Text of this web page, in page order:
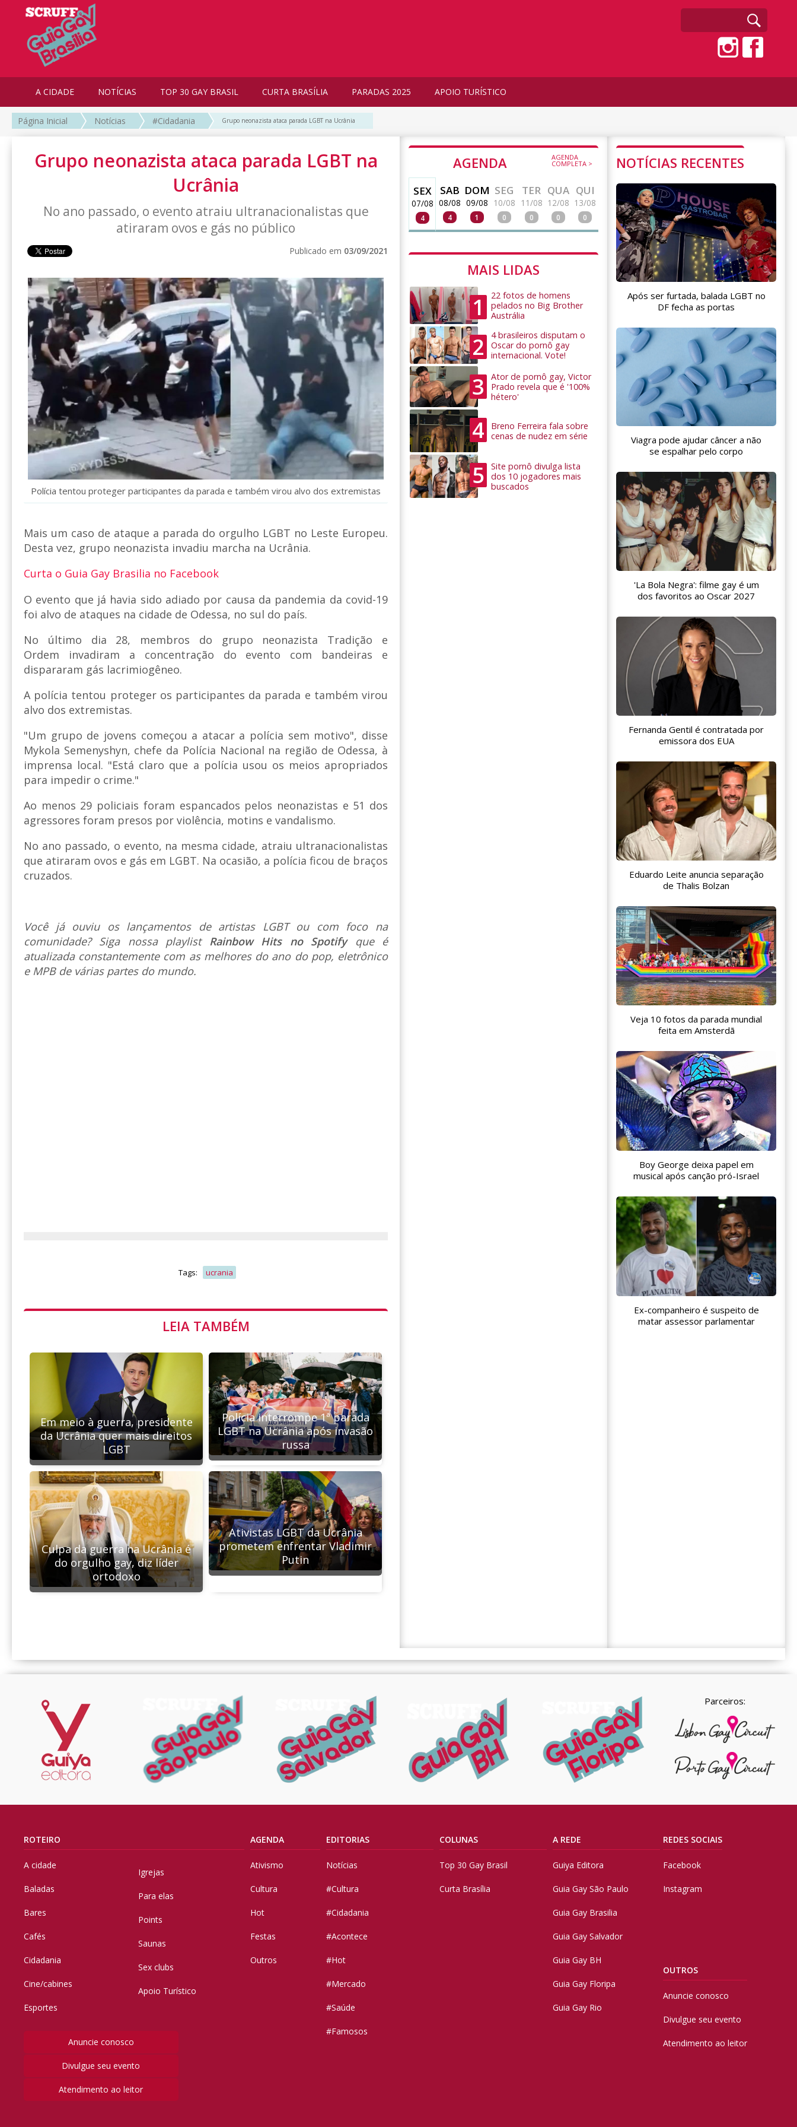
A CIDADE NOTÍCIAS TOP 30 GAY BRASIL CURTA BRASÍLIA PARADAS 2025 APOIO TURÍSTICO
Página Inicial Notícias #Cidadania Grupo neonazista ataca parada LGBT na Ucrânia
Grupo neonazista ataca parada LGBT na
Ucrânia
No ano passado, o evento atraiu ultranacionalistas que
atiraram ovos e gás no público
Publicado em 03/09/2021
Polícia tentou proteger participantes da parada e também virou alvo dos extremistas
Mais um caso de ataque a parada do orgulho LGBT no Leste Europeu.
Desta vez, grupo neonazista invadiu marcha na Ucrânia.
Curta o Guia Gay Brasilia no Facebook
O evento que já havia sido adiado por causa da pandemia da covid-19
foi alvo de ataques na cidade de Odessa, no sul do país.
No último dia 28, membros do grupo neonazista Tradição e
Ordem invadiram a concentração do evento com bandeiras e
dispararam gás lacrimiogêneo.
A polícia tentou proteger os participantes da parada e também virou
alvo dos extremistas.
"Um grupo de jovens começou a atacar a polícia sem motivo", disse
Mykola Semenyshyn, chefe da Polícia Nacional na região de Odessa, à
imprensa local. "Está claro que a polícia usou os meios apropriados
para impedir o crime."
Ao menos 29 policiais foram espancados pelos neonazistas e 51 dos
agressores foram presos por violência, motins e vandalismo.
No ano passado, o evento, na mesma cidade, atraiu ultranacionalistas
que atiraram ovos e gás em LGBT. Na ocasião, a polícia ficou de braços
cruzados.
Você já ouviu os lançamentos de artistas LGBT ou com foco na
comunidade? Siga nossa playlist Rainbow Hits no Spotify que é
atualizada constantemente com as melhores do ano do pop, eletrônico
e MPB de várias partes do mundo.
Tags: ucrania
LEIA TAMBÉM
Em meio à guerra, presidente
da Ucrânia quer mais direitos
LGBT
Polícia interrompe 1ª parada
LGBT na Ucrânia após invasão
russa
Culpa da guerra na Ucrânia é
do orgulho gay, diz líder
ortodoxo
Ativistas LGBT da Ucrânia
prometem enfrentar Vladimir
Putin
AGENDA AGENDA
COMPLETA >
SEX
07/08
4
SAB
08/08
4
DOM
09/08
1
SEG
10/08
0
TER
11/08
0
QUA
12/08
0
QUI
13/08
0
MAIS LIDAS
1
22 fotos de homens
pelados no Big Brother
Austrália
2
4 brasileiros disputam o
Oscar do pornô gay
internacional. Vote!
3
Ator de pornô gay, Victor
Prado revela que é '100%
hétero'
4
Breno Ferreira fala sobre
cenas de nudez em série
5
Site pornô divulga lista
dos 10 jogadores mais
buscados
NOTÍCIAS RECENTES
Após ser furtada, balada LGBT no
DF fecha as portas
Viagra pode ajudar câncer a não
se espalhar pelo corpo
'La Bola Negra': filme gay é um
dos favoritos ao Oscar 2027
Fernanda Gentil é contratada por
emissora dos EUA
Eduardo Leite anuncia separação
de Thalis Bolzan
Veja 10 fotos da parada mundial
feita em Amsterdã
Boy George deixa papel em
musical após canção pró-Israel
Ex-companheiro é suspeito de
matar assessor parlamentar
Parceiros:
ROTEIRO
A cidade
Baladas
Bares
Cafés
Cidadania
Cine/cabines
Esportes
Igrejas
Para elas
Points
Saunas
Sex clubs
Apoio Turístico
Anuncie conosco
Divulgue seu evento
Atendimento ao leitor
AGENDA
Ativismo
Cultura
Hot
Festas
Outros
EDITORIAS
Notícias
#Cultura
#Cidadania
#Acontece
#Hot
#Mercado
#Saúde
#Famosos
COLUNAS
Top 30 Gay Brasil
Curta Brasília
A REDE
Guiya Editora
Guia Gay São Paulo
Guia Gay Brasilia
Guia Gay Salvador
Guia Gay BH
Guia Gay Floripa
Guia Gay Rio
REDES SOCIAIS
Facebook
Instagram
OUTROS
Anuncie conosco
Divulgue seu evento
Atendimento ao leitor